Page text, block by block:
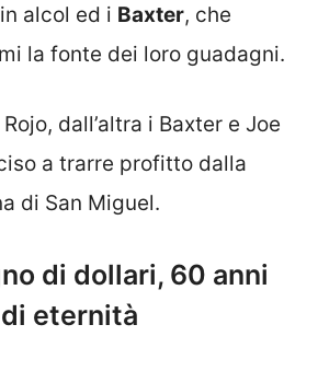
alcol ed i Baxter, che
la fonte dei loro guadagni.
dall’altra i Baxter e Joe
a trarre profitto dalla
di San Miguel.
di dollari, 60 anni
eternità